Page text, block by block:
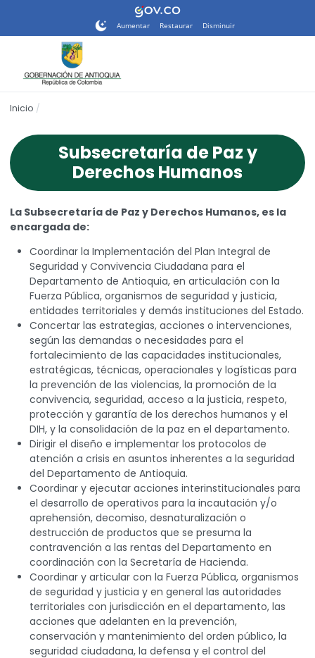
sitio
de
Aumentar Restaurar Disminuir
Inicio
Subsecretaría de Paz y
Derechos Humanos
La Subsecretaría de Paz y Derechos Humanos, es la
encargada de:
Coordinar la Implementación del Plan Integral de
Seguridad y Convivencia Ciudadana para el
Departamento de Antioquia, en articulación con la
Fuerza Pública, organismos de seguridad y justicia,
entidades territoriales y demás instituciones del Estado.
Concertar las estrategias, acciones o intervenciones,
según las demandas o necesidades para el
fortalecimiento de las capacidades institucionales,
estratégicas, técnicas, operacionales y logísticas para
la prevención de las violencias, la promoción de la
convivencia, seguridad, acceso a la justicia, respeto,
protección y garantía de los derechos humanos y el
DIH, y la consolidación de la paz en el departamento.
Dirigir el diseño e implementar los protocolos de
atención a crisis en asuntos inherentes a la seguridad
del Departamento de Antioquia.
Coordinar y ejecutar acciones interinstitucionales para
el desarrollo de operativos para la incautación y/o
aprehensión, decomiso, desnaturalización o
destrucción de productos que se presuma la
contravención a las rentas del Departamento en
coordinación con la Secretaría de Hacienda.
Coordinar y articular con la Fuerza Pública, organismos
de seguridad y justicia y en general las autoridades
territoriales con jurisdicción en el departamento, las
acciones que adelanten en la prevención,
conservación y mantenimiento del orden público, la
seguridad ciudadana, la defensa y el control del